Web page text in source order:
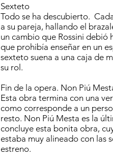
Sexteto
Todo se ha descubierto.
a su pareja, hallando el
un cambio que Rossini debió
que prohibía enseñar en un
sexteto suena a una caja de
su rol.
Fin de la opera. Non Piú
Esta obra termina con una
como corresponde a un
resto. Non Piú Mesta es la
concluye esta bonita obra,
estaba muy alineado con las
estreno.